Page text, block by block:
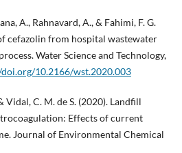
A., Rahnavard, A., & Fahimi, F. G.
cefazolin from hospital wastewater
Water Science and Technology,
10.2166/wst.2020.003
Vidal, C. M. de S. (2020). Landfill
Effects of current
Journal of Environmental Chemical